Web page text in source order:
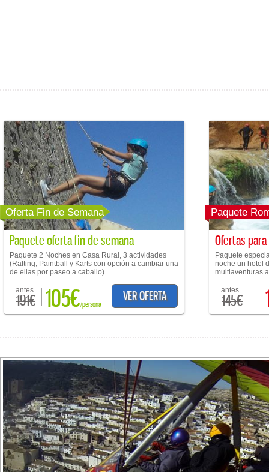
Oferta Fin de Semana
Paquete oferta fin de semana
Paquete 2 Noches en Casa Rural, 3 actividades
(Rafting, Paintball y Karts con opción a cambiar una
de ellas por paseo a caballo).
antes
191€ 105€/persona
VER OFERTA
Paquete
Ofertas
Paquete
noche un hotel
multiaventuras
antes
145€